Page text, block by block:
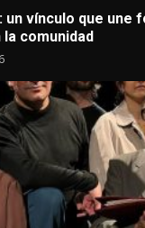
un vínculo que une
comunidad